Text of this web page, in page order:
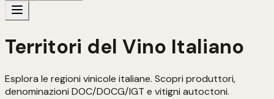
Territori del Vino Italiano
Esplora le regioni vinicole italiane. Scopri produttori,
denominazioni DOC/DOCG/IGT e vitigni autoctoni.